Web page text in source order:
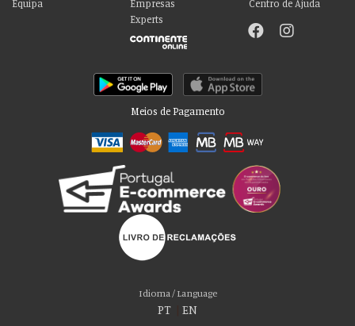
Equipa
Empresas
Experts
Centro de Ajuda
Meios de Pagamento
Idioma / Language
PT EN
Por favor aceite as nossas deliciosas
Usamos cookies para personalizar conteúdo e anúncios, fornecer recursos
de mídia social e analisar nosso tráfego. Também compartilhamos